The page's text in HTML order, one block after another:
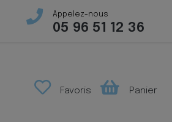
Appelez-nous
05 96 51 12 36
Favoris Panier